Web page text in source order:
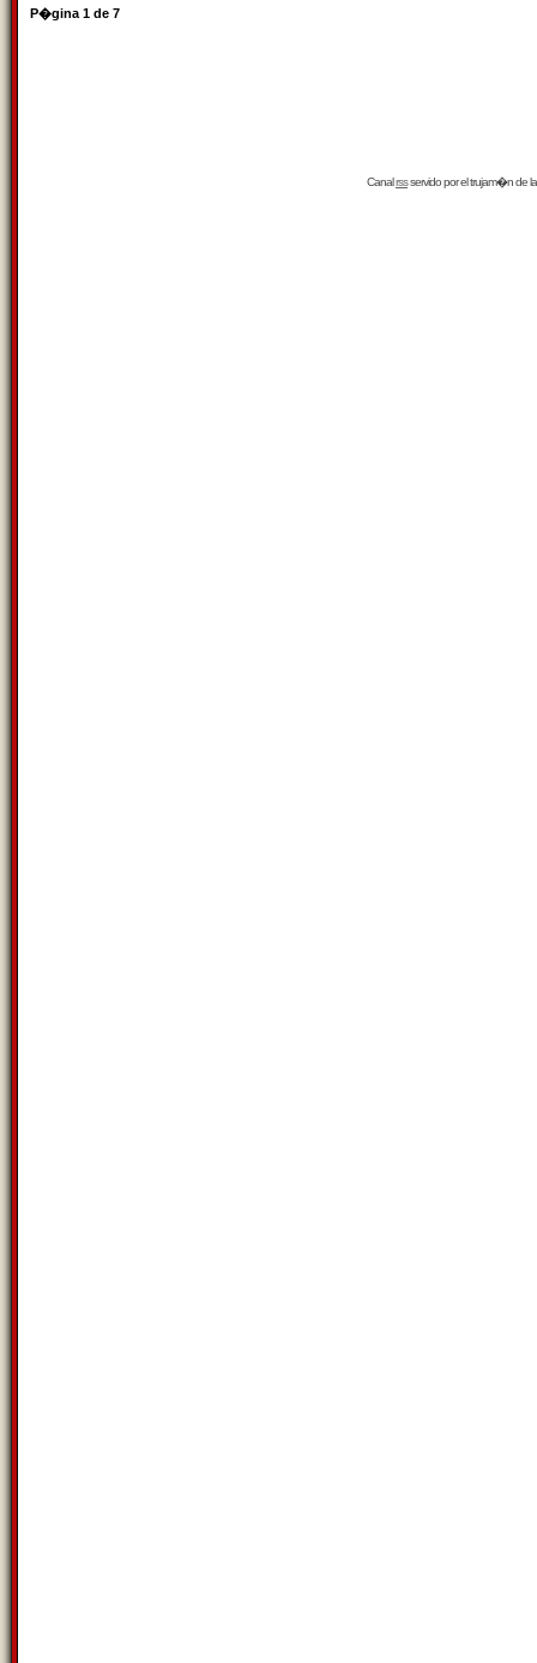
P�gina 1 de 7
Canalrssservido por eltrujam�nde